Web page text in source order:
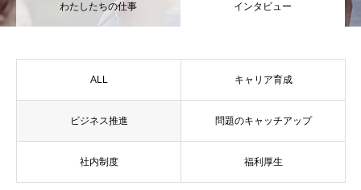
PluginAdaptiX Service Guide
わたしたちの仕事 インタビュー
ALL キャリア育成
ビジネス推進 問題のキャッチアップ
社内制度 福利厚生